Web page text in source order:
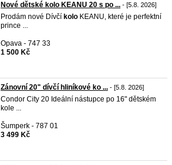
Nové dětské kolo KEANU 20 s po ... - [5.8. 2026]
Prodám nové Dívčí kolo KEANU, které je perfektní
prince ...
Opava - 747 33
1 500 Kč
Zánovní 20" dívčí hliníkové ko ... - [5.8. 2026]
Condor City 20 Ideální nástupce po 16" dětském
kole ...
Šumperk - 787 01
3 499 Kč